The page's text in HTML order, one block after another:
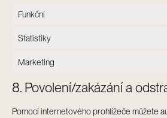
Funkční
Statistiky
Marketing
8. Povolení/zakázání a
Pomocí internetového prohlížeče můžete